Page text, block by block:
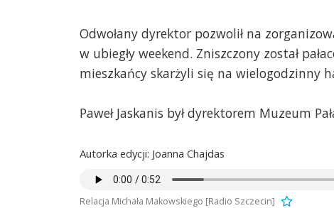
Odwołany dyrektor pozwolił na
w ubiegły weekend. Zniszczony został
mieszkańcy skarżyli się na wielogodzinny
Paweł Jaskanis był dyrektorem Muzeum
Autorka edycji: Joanna Chajdas
Relacja Michała Makowskiego [Radio Szczecin]